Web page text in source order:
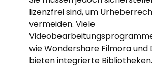
lizenzfrei sind, um
vermeiden. Viele
wie Wondershare Filmora und
bieten integrierte Bibliotheken.